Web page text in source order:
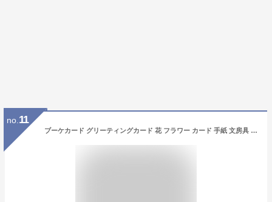
no. 11
ブーケカード グリーティングカード 花 フラワー カード 手紙 文房具 プレゼント お祝い 誕生日 結婚 父の日 母の日 ギフト 花束 誕生日カード 出産祝い バースデーカード ウェディングカード メッセージカード